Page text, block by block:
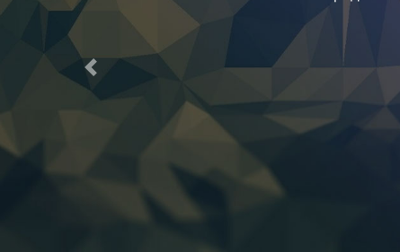
Предыдущая